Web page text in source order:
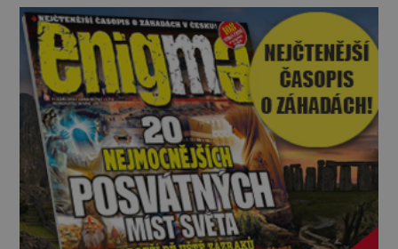
nebo Leonarda DiCapria. Na Blízkém východě a v
židovských komunitách po celém světě, je